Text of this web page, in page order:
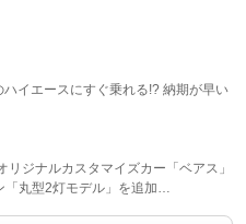
ハイエースにすぐ乗れる!? 納期が早い
リジナルカスタマイズカー「ベアス」
「丸型2灯モデル」を追加…